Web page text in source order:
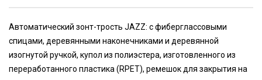
Автоматический зонт-трость JAZZ: с фиберглассовыми
спицами, деревянными наконечниками и деревянной
изогнутой ручкой, купол из полиэстера, изготовленного из
переработанного пластика (RPET), ремешок для закрытия на